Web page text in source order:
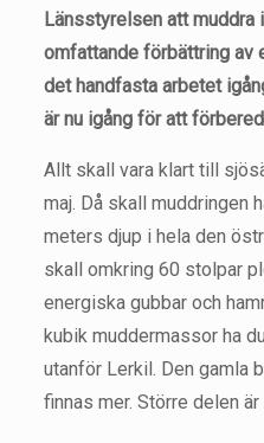
Länsstyrelsen att
omfattande förbättring av
det handfasta arbetet
är nu igång för att
Allt skall vara klart till
maj. Då skall muddringen
meters djup i hela den
skall omkring 60 stolpar
energiska gubbar och
kubik muddermassor ha
utanför Lerkil. Den gamla
finnas mer. Större delen är